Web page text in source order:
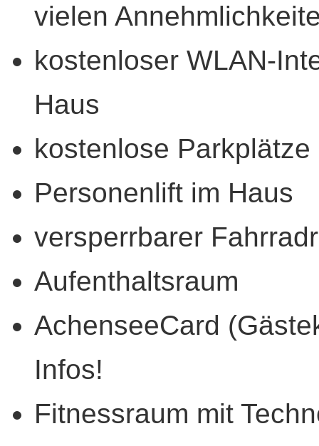
vielen
kostenloser WLAN-
Haus
kostenlose
Personenlift im Haus
versperrbarer
Aufenthaltsraum
AchenseeCard
Infos!
Fitnessraum mit